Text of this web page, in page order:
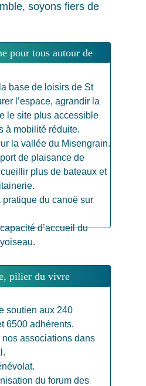
soutien aux 240
6500 adhérents.
associations dans
du forum des
soyons fiers de
pour tous autour de
pilier du vivre
base de loisirs de St
l’espace, agrandir la
le site plus accessible
à mobilité réduite.
la vallée du Misengrain.
de plaisance de
plus de bateaux et
pratique du canoë sur
d’accueil du